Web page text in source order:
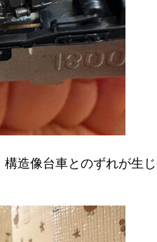
造像台車とのずれが生